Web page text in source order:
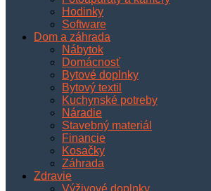
Hodinky
Software
Dom a záhrada
Nábytok
Domácnosť
Bytové doplnky
Bytový textil
Kuchynské potreby
Náradie
Stavebný materiál
Financie
Kosačky
Záhrada
Zdravie
Výživové doplnky